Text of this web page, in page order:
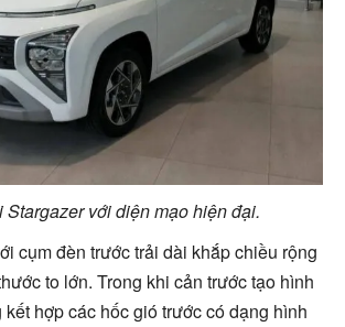
Stargazer với diện mạo hiện đại.
cụm đèn trước trải dài khắp chiều rộng
to lớn. Trong khi cản trước tạo hình
hợp các hốc gió trước có dạng hình